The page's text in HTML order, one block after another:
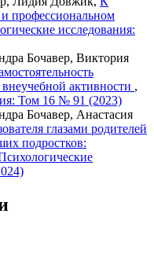
профессиональном
исследования:
Бочавер, Виктория
активности ,
Том 16 № 91 (2023)
Бочавер, Анастасия
глазами родителей
подростков: